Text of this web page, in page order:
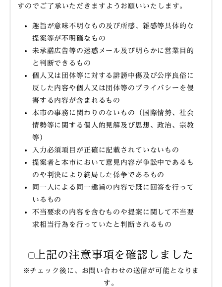
すのでご了承いただきますようお願いいたします。
趣旨が意味不明なもの及び所感、雑感等具体的な
提案等が不明確なもの
未承諾広告等の迷惑メール及び明らかに営業目的
と判断できるもの
個人又は団体等に対する誹謗中傷及び公序良俗に
反した内容や個人又は団体等のプライバシーを侵
害する内容が含まれるもの
本市の事務に関わりのないもの（国際情勢、社会
情勢等に関する個人的見解及び思想、政治、宗教
等）
入力必須項目が正確に記載されていないもの
提案者と本市において意見内容が争訟中であるも
のや判決により終局した係争であるもの
同一人による同一趣旨の内容で既に回答を行って
いるもの
不当要求の内容を含むものや提案に関して不当要
求相当行為を行っていたと判断されるもの
上記の注意事項を確認しました
※チェック後に、お問い合わせの送信が可能となりま
す。